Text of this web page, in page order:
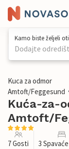
Kamo biste željeli
Dodajte
1 / 24
Kuca za odmor
Amtoft/Feggesund
Kuća-za-
Amtoft/
7 Gosti 3